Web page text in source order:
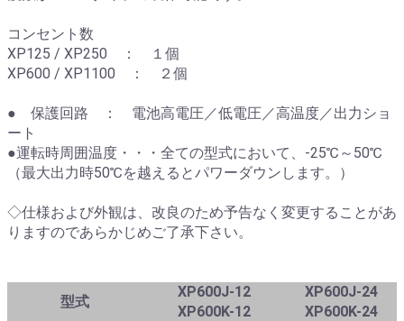
コンセント数
XP125 / XP250 ： １個
XP600 / XP1100 ： ２個
● 保護回路 ： 電池高電圧／低電圧／高温度／出力ショ
ート
●運転時周囲温度・・・全ての型式において、-25℃～50℃
（最大出力時50℃を越えるとパワーダウンします。）
◇仕様および外観は、改良のため予告なく変更することがあ
りますのであらかじめご了承下さい。
型式
XP600J-12
XP600K-12
XP600J-24
XP600K-24